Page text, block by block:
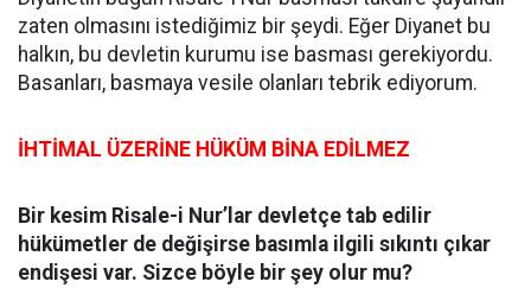
zaten olmasını istediğimiz bir şeydi. Eğer Diyanet bu
halkın, bu devletin kurumu ise basması gerekiyordu.
Basanları, basmaya vesile olanları tebrik ediyorum.
İHTİMAL ÜZERİNE HÜKÜM BİNA EDİLMEZ
Bir kesim Risale-i Nur’lar devletçe tab edilir
hükümetler de değişirse basımla ilgili sıkıntı çıkar
endişesi var. Sizce böyle bir şey olur mu?